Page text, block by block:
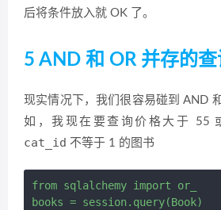
后将条件放入就 OK 了。
5 AND 和 OR 并存的查
现实情况下，我们很容易碰到 AND
如，我现在要查询价格大于 55
cat_id 不等于 1 的图书
from sqlalchemy import or_
books = session.query(Book)